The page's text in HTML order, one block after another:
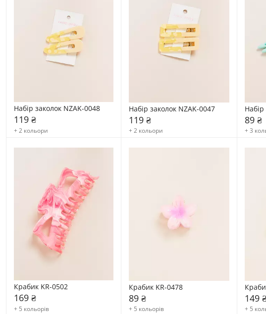
Набір заколок NZAK-0048
119 ₴
+ 2 кольори
Набір заколок NZAK-0047
119 ₴
+ 2 кольори
89 ₴
+ 3
Крабик KR-0502
169 ₴
+ 5 кольорів
Крабик KR-0478
89 ₴
+ 5 кольорів
149
+ 5